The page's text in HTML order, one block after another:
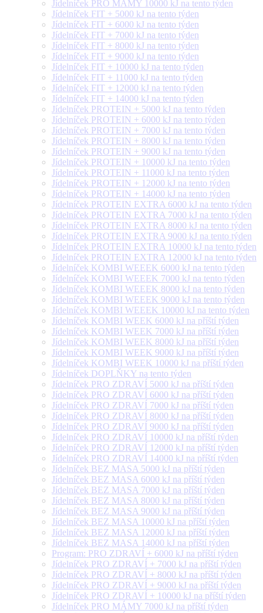
Jídelníček PRO MÁMY 10000 kJ na tento týden
Jídelníček FIT + 5000 kJ na tento týden
Jídelníček FIT + 6000 kJ na tento týden
Jídelníček FIT + 7000 kJ na tento týden
Jídelníček FIT + 8000 kJ na tento týden
Jídelníček FIT + 9000 kJ na tento týden
Jídelníček FIT + 10000 kJ na tento týden
Jídelníček FIT + 11000 kJ na tento týden
Jídelníček FIT + 12000 kJ na tento týden
Jídelníček FIT + 14000 kJ na tento týden
Jídelníček PROTEIN + 5000 kJ na tento týden
Jídelníček PROTEIN + 6000 kJ na tento týden
Jídelníček PROTEIN + 7000 kJ na tento týden
Jídelníček PROTEIN + 8000 kJ na tento týden
Jídelníček PROTEIN + 9000 kJ na tento týden
Jídelníček PROTEIN + 10000 kJ na tento týden
Jídelníček PROTEIN + 11000 kJ na tento týden
Jídelníček PROTEIN + 12000 kJ na tento týden
Jídelníček PROTEIN + 14000 kJ na tento týden
Jídelníček PROTEIN EXTRA 6000 kJ na tento týden
Jídelníček PROTEIN EXTRA 7000 kJ na tento týden
Jídelníček PROTEIN EXTRA 8000 kJ na tento týden
Jídelníček PROTEIN EXTRA 9000 kJ na tento týden
Jídelníček PROTEIN EXTRA 10000 kJ na tento týden
Jídelníček PROTEIN EXTRA 12000 kJ na tento týden
Jídelníček KOMBI WEEEK 6000 kJ na tento týden
Jídelníček KOMBI WEEEK 7000 kJ na tento týden
Jídelníček KOMBI WEEEK 8000 kJ na tento týden
Jídelníček KOMBI WEEEK 9000 kJ na tento týden
Jídelníček KOMBI WEEEK 10000 kJ na tento týden
Jídelníček KOMBI WEEK 6000 kJ na příští týden
Jídelníček KOMBI WEEK 7000 kJ na příští týden
Jídelníček KOMBI WEEK 8000 kJ na příští týden
Jídelníček KOMBI WEEK 9000 kJ na příští týden
Jídelníček KOMBI WEEK 10000 kJ na příští týden
Jídelníček DOPLŇKY na tento týden
Jídelníček PRO ZDRAVÍ 5000 kJ na příští týden
Jídelníček PRO ZDRAVÍ 6000 kJ na příští týden
Jídelníček PRO ZDRAVÍ 7000 kJ na příští týden
Jídelníček PRO ZDRAVÍ 8000 kJ na příští týden
Jídelníček PRO ZDRAVÍ 9000 kJ na příští týden
Jídelníček PRO ZDRAVÍ 10000 kJ na příští týden
Jídelníček PRO ZDRAVÍ 12000 kJ na příští týden
Jídelníček PRO ZDRAVÍ 14000 kJ na příští týden
Jídelníček BEZ MASA 5000 kJ na příští týden
Jídelníček BEZ MASA 6000 kJ na příští týden
Jídelníček BEZ MASA 7000 kJ na příští týden
Jídelníček BEZ MASA 8000 kJ na příští týden
Jídelníček BEZ MASA 9000 kJ na příští týden
Jídelníček BEZ MASA 10000 kJ na příští týden
Jídelníček BEZ MASA 12000 kJ na příští týden
Jídelníček BEZ MASA 14000 kJ na příští týden
Program: PRO ZDRAVÍ + 6000 kJ na příští týden
Jídelníček PRO ZDRAVÍ + 7000 kJ na příští týden
Jídelníček PRO ZDRAVÍ + 8000 kJ na příští týden
Jídelníček PRO ZDRAVÍ + 9000 kJ na příští týden
Jídelníček PRO ZDRAVÍ + 10000 kJ na příští týden
Jídelníček PRO MÁMY 7000 kJ na příští týden